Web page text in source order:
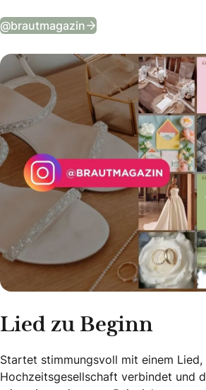
@brautmagazin Tägliche Wedding
Lied zu Beginn
Startet stimmungsvoll mit einem Lied,
Hochzeitsgesellschaft verbindet und